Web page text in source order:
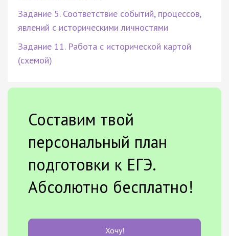
Задание 5. Соответствие событий, процессов,
явлений с историческими личностями
Задание 11. Работа с исторической картой
(схемой)
Составим твой
персональный план
подготовки к ЕГЭ.
Абсолютно бесплатно!
Хочу!